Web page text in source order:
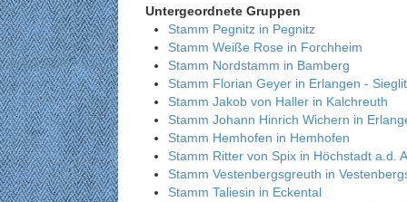
Untergeordnete Gruppen
Stamm Pegnitz in Pegnitz
Stamm Weiße Rose in Forchheim
Stamm Nordstamm in Bamberg
Stamm Florian Geyer in Erlangen -
Stamm Jakob von Haller in Kalchreuth
Stamm Johann Hinrich Wichern in
Stamm Hemhofen in Hemhofen
Stamm Ritter von Spix in Höchstadt a.d.
Stamm Vestenbergsgreuth in
Stamm Taliesin in Eckental